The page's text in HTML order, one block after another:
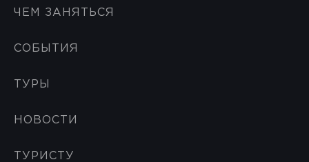
ЧЕМ ЗАНЯТЬСЯ
СОБЫТИЯ
ТУРЫ
НОВОСТИ
ТУРИСТУ